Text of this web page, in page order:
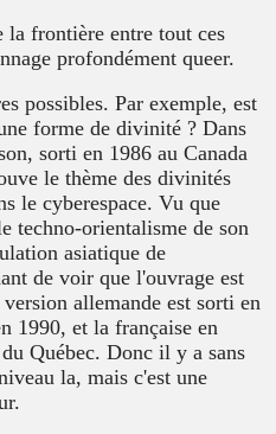
frontière entre tout ces
profondément queer.
possibles. Par exemple, est
forme de divinité ? Dans
sorti en 1986 au Canada
le thème des divinités
le cyberespace. Vu que
techno-orientalisme de son
asiatique de
de voir que l'ouvrage est
allemande est sorti en
1990, et la française en
Québec. Donc il y a sans
la, mais c'est une